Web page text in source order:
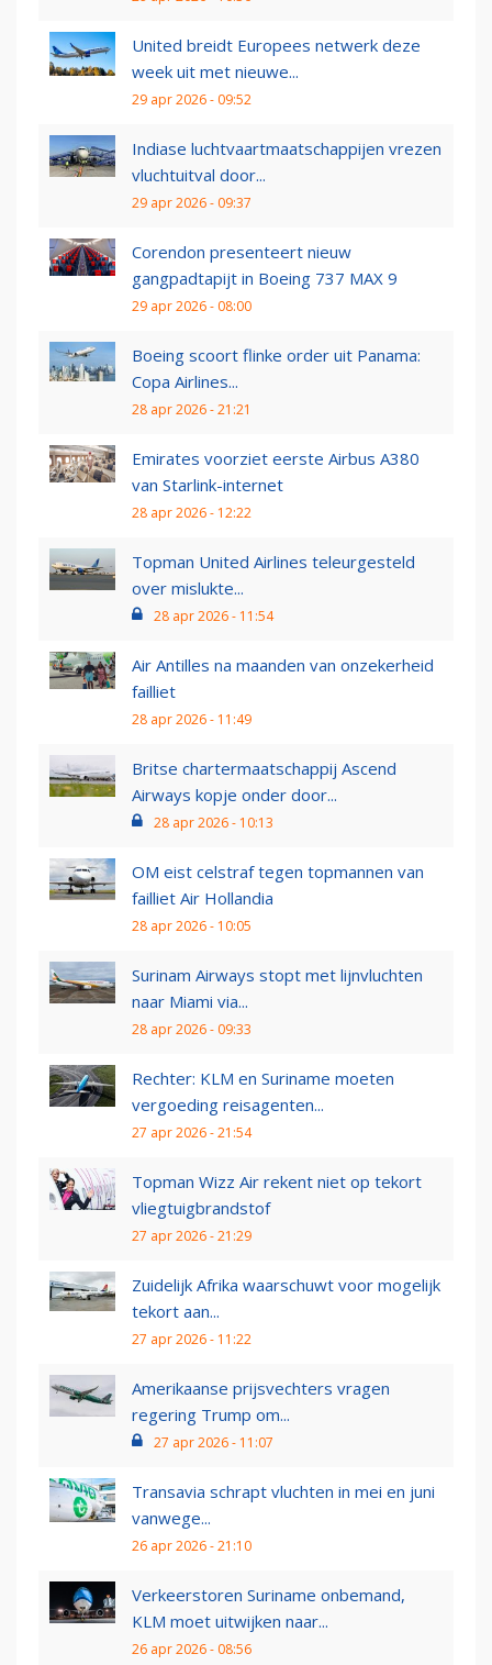
United breidt Europees netwerk deze
week uit met nieuwe...
29 apr 2026 - 09:52
Indiase luchtvaartmaatschappijen vrezen
vluchtuitval door...
29 apr 2026 - 09:37
Corendon presenteert nieuw
gangpadtapijt in Boeing 737 MAX 9
29 apr 2026 - 08:00
Boeing scoort flinke order uit Panama:
Copa Airlines...
28 apr 2026 - 21:21
Emirates voorziet eerste Airbus A380
van Starlink-internet
28 apr 2026 - 12:22
Topman United Airlines teleurgesteld
over mislukte...
28 apr 2026 - 11:54
Air Antilles na maanden van onzekerheid
failliet
28 apr 2026 - 11:49
Britse chartermaatschappij Ascend
Airways kopje onder door...
28 apr 2026 - 10:13
OM eist celstraf tegen topmannen van
failliet Air Hollandia
28 apr 2026 - 10:05
Surinam Airways stopt met lijnvluchten
naar Miami via...
28 apr 2026 - 09:33
Rechter: KLM en Suriname moeten
vergoeding reisagenten...
27 apr 2026 - 21:54
Topman Wizz Air rekent niet op tekort
vliegtuigbrandstof
27 apr 2026 - 21:29
Zuidelijk Afrika waarschuwt voor mogelijk
tekort aan...
27 apr 2026 - 11:22
Amerikaanse prijsvechters vragen
regering Trump om...
27 apr 2026 - 11:07
Transavia schrapt vluchten in mei en juni
vanwege...
26 apr 2026 - 21:10
Verkeerstoren Suriname onbemand,
KLM moet uitwijken naar...
26 apr 2026 - 08:56